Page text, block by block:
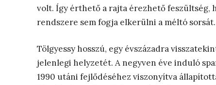
volt. Így érthető a rajta érezhető feszültség,
rendszere sem fogja elkerülni a méltó sorsát.
Tölgyessy hosszú, egy évszázadra
jelenlegi helyzetét. A negyven éve induló
1990 utáni fejlődéséhez viszonyítva